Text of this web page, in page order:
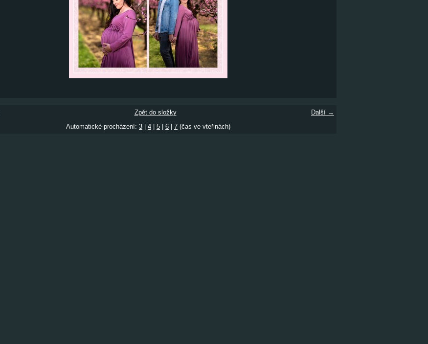
Další →
Zpět do složky
Automatické procházení: 3 4 5 6 7 (čas ve vteřinách)